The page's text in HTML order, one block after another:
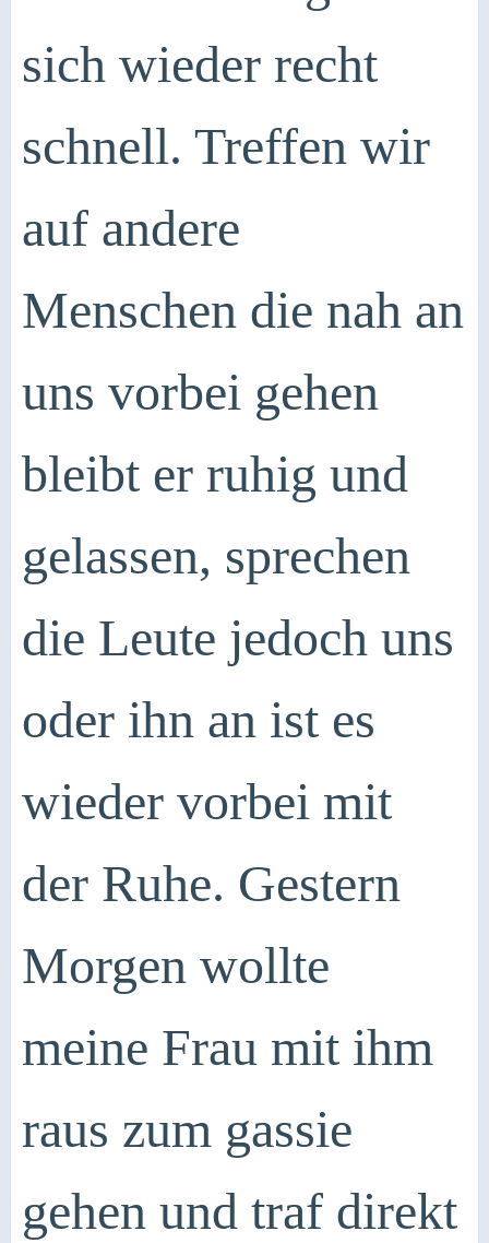
sich wieder recht
schnell. Treffen wir
auf andere
Menschen die nah an
uns vorbei gehen
bleibt er ruhig und
gelassen, sprechen
die Leute jedoch uns
oder ihn an ist es
wieder vorbei mit
der Ruhe. Gestern
Morgen wollte
meine Frau mit ihm
raus zum gassie
gehen und traf direkt